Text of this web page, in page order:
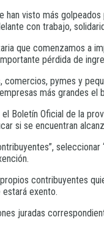
visto más
con trabajo,
que comenzamos a
pérdida de
comercios, pymes y
más grandes el
Boletín Oficial de la
si se encuentran
contribuyentes
exento.
juradas